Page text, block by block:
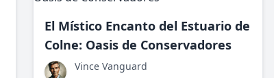
El Místico Encanto del Estuario de
Colne: Oasis de Conservadores
Vince Vanguard